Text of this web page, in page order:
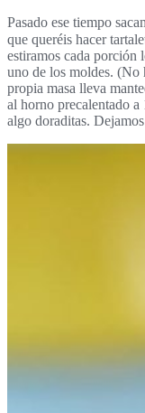
Pasado ese tiempo
que queréis hacer
estiramos cada porción
uno de los moldes. (No
propia masa lleva
al horno precalentado a
algo doraditas.